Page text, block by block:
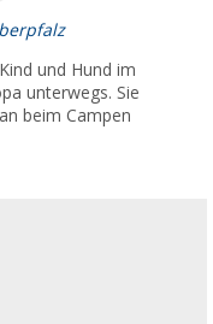
und Hund im
unterwegs. Sie
beim Campen